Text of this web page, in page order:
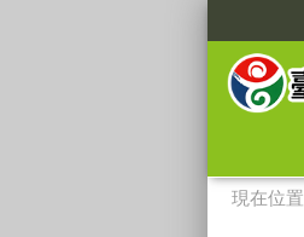
現在位置